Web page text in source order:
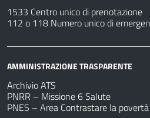
1533 Centro unico di prenotazione
112 o 118 Numero unico di
AMMINISTRAZIONE TRASPARENTE
Archivio ATS
PNRR – Missione 6 Salute
PNES – Area Contrastare la